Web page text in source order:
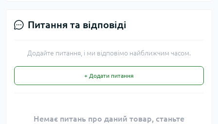
Питання та відповіді
Додайте питання, і ми відповімо найближчим часом.
+ Додати питання
Немає питань про даний товар, станьте